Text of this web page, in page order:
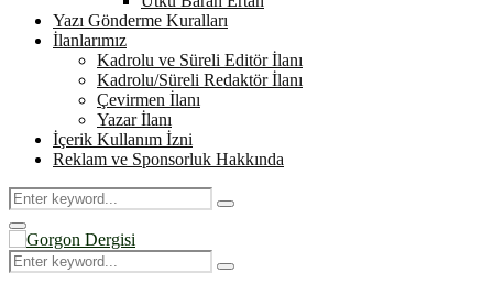
Yazı Gönderme Kuralları
İlanlarımız
Kadrolu ve Süreli Editör İlanı
Kadrolu/Süreli Redaktör İlanı
Çevirmen İlanı
Yazar İlanı
İçerik Kullanım İzni
Reklam ve Sponsorluk Hakkında
Search
for:
Search
Primary
Menu
Search
for:
Search